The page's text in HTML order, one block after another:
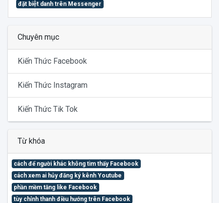
đặt biệt danh trên Messenger
Chuyên mục
Kiến Thức Facebook
Kiến Thức Instagram
Kiến Thức Tik Tok
Từ khóa
cách để người khác không tìm thấy Facebook
cách xem ai hủy đăng ký kênh Youtube
phần mềm tăng like Facebook
tùy chỉnh thanh điều hướng trên Facebook